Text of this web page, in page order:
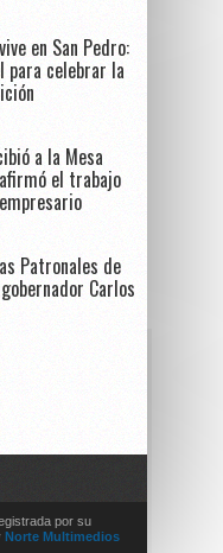
en San Pedro:
para celebrar la
a la Mesa
el trabajo
Patronales de
Carlos
por su
Norte Multimedios